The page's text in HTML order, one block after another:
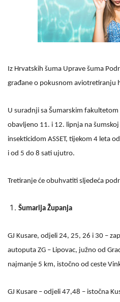
Iz Hrvatskih šuma Uprave šuma
građane o pokusnom aviotretiranju
U suradnji sa Šumarskim
obavljeno 11. i 12. lipnja na
insekticidom ASSET, tijekom 4 leta
i od 5 do 8 sati ujutro.
Tretiranje će obuhvatiti sljedeća
Šumarija Županja
GJ Kusare, odjeli 24, 25, 26 i 30 –
autoputa ZG – Lipovac, južno od
najmanje 5 km, istočno od ceste
GJ Kusare – odjeli 47,48 – istočna